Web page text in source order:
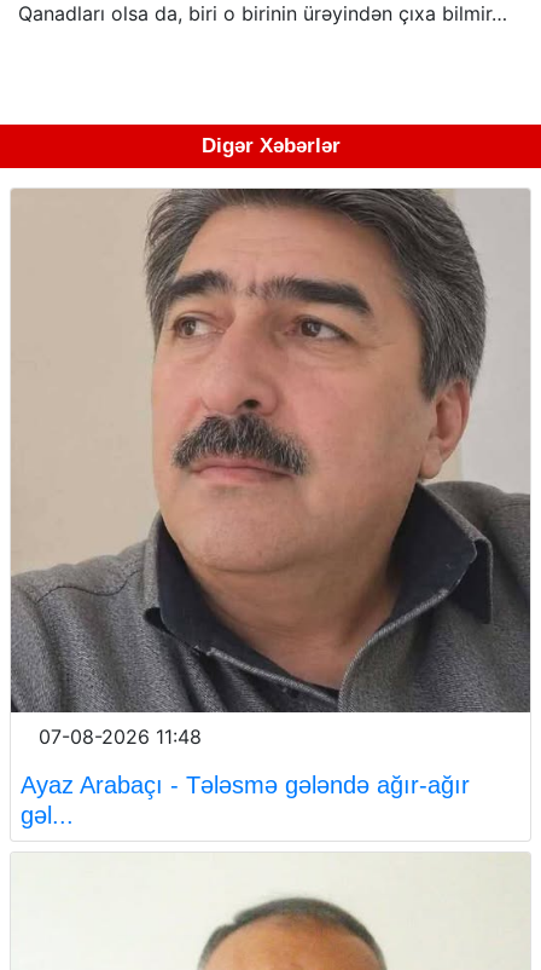
Qanadları olsa da, biri o birinin ürəyindən çıxa bilmir…
Digər Xəbərlər
07-08-2026 11:48
Ayaz Arabaçı - Tələsmə gələndə ağır-ağır
gəl...